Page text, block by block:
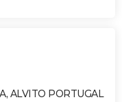
ALVITO PORTUGAL